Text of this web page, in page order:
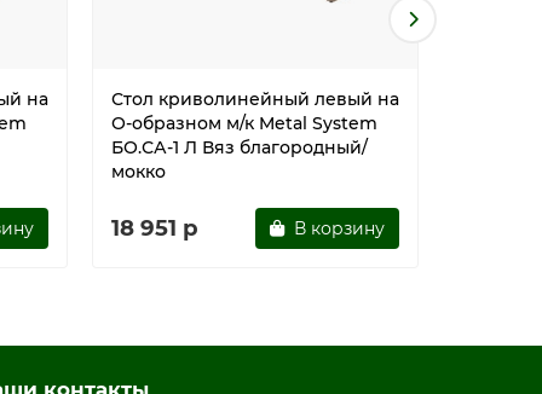
на
Стол криволинейный левый на
О-образном м/к Metal System
БО.СА-1 Л Вяз благородный/
мокко
18 951 р В корзину
контакты